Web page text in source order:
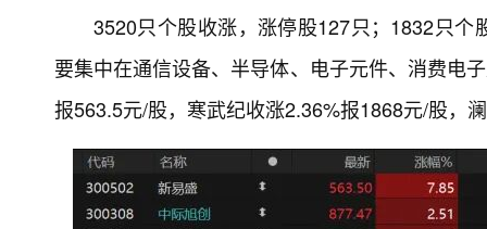
3520只个股收涨，涨停股127只；1832只
要集中在通信设备、半导体、电子元件、消费电
报563.5元/股，寒武纪收涨2.36%报1868元/股，